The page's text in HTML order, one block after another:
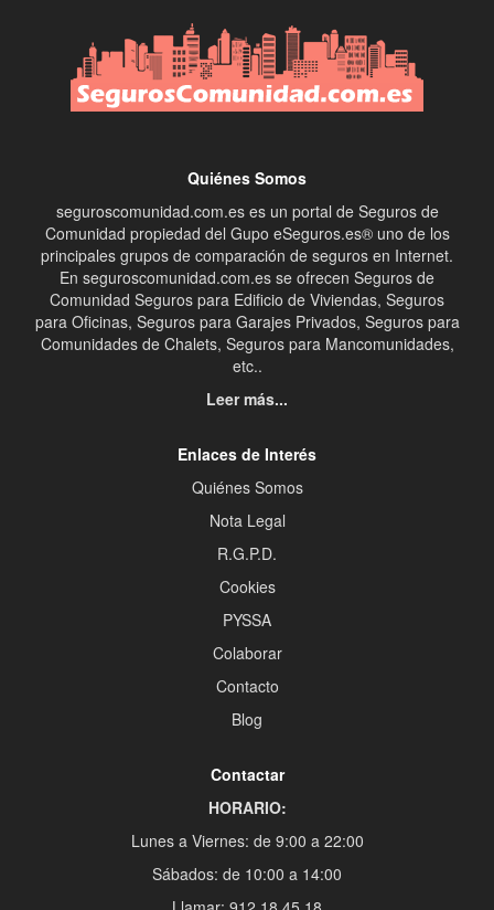
Quiénes Somos
seguroscomunidad.com.es es un portal de Seguros de
Comunidad propiedad del Gupo eSeguros.es® uno de los
principales grupos de comparación de seguros en Internet.
En seguroscomunidad.com.es se ofrecen Seguros de
Comunidad Seguros para Edificio de Viviendas, Seguros
para Oficinas, Seguros para Garajes Privados, Seguros para
Comunidades de Chalets, Seguros para Mancomunidades,
etc..
Leer más...
Enlaces de Interés
Quiénes Somos
Nota Legal
R.G.P.D.
Cookies
PYSSA
Colaborar
Contacto
Blog
Contactar
HORARIO:
Lunes a Viernes: de 9:00 a 22:00
Sábados: de 10:00 a 14:00